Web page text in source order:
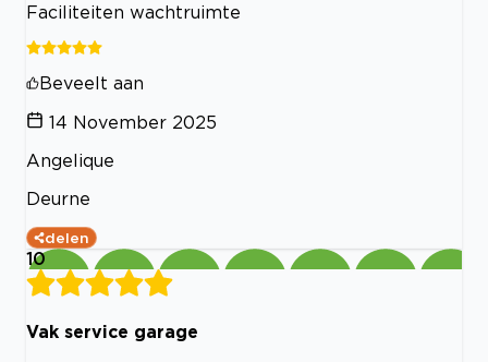
Faciliteiten wachtruimte
Beveelt aan
14 November 2025
Angelique
Deurne
delen
10
Vak service garage